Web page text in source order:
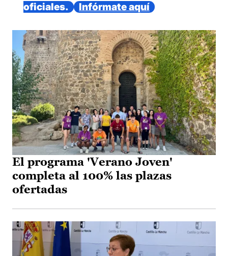
oficiales.
Infórmate aquí
El programa 'Verano Joven'
completa al 100% las plazas
ofertadas